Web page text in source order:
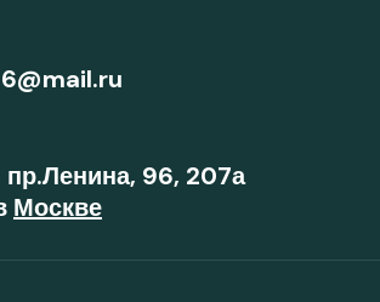
пр.Ленина, 96, 207а
Москве